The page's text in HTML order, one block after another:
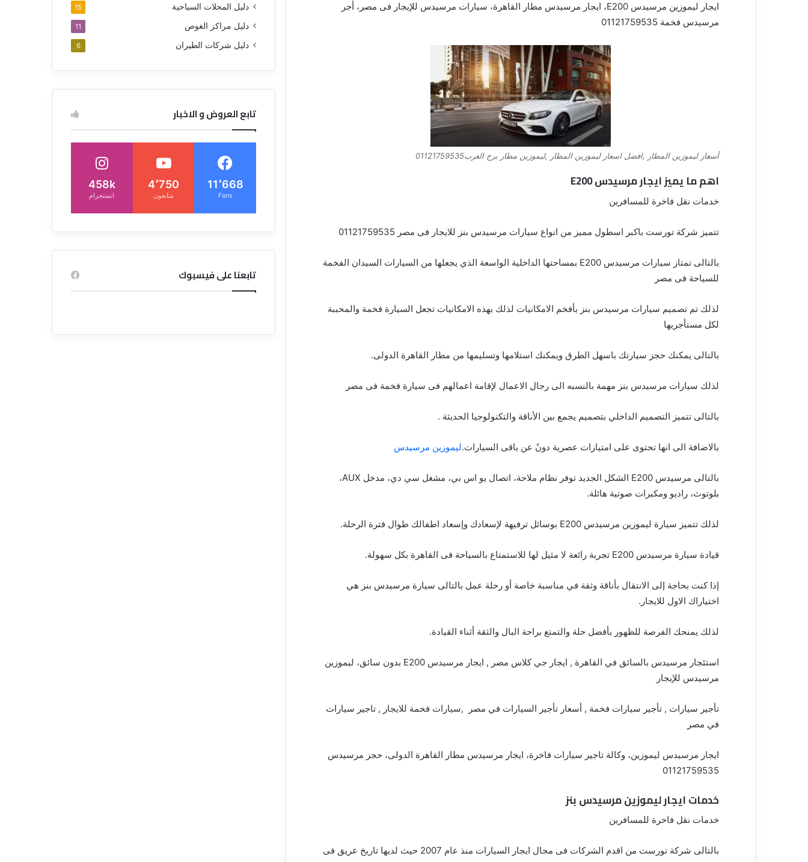
ايجار ليموزين مرسيدس E200، ايجار مرسيدس مطار القاهرة، سيارات مرسيدس للإيجار فى مصر، أجر
مرسيدس فخمة 01121759535
أسعار ليموزين المطار ,افضل اسعار ليموزين المطار ,ليموزين مطار برج العرب01121759535
اهم ما يميز ايجار مرسيدس E200
خدمات نقل فاخرة للمسافرين
تتميز شركة تورست باكبر اسطول مميز من انواع سيارات مرسيدس بنز للايجار فى مصر 01121759535
بالتالى تمتاز سيارات مرسيدس E200 بمساحتها الداخلية الواسعة الذي يجعلها من السيارات السيدان الفخمة
للسياحة فى مصر
لذلك تم تصميم سيارات مرسيدس بنز بأفخم الامكانيات لذلك بهذه الامكانيات تجعل السيارة فخمة والمحببة
لكل مستأجريها
بالتالى يمكنك حجز سيارتك باسهل الطرق ويمكنك استلامها وتسليمها من مطار القاهرة الدولى.
لذلك سيارات مرسيدس بنز مهمة بالنسبه الى رجال الاعمال لإقامة اعمالهم فى سيارة فخمة فى مصر
بالتالى تتميز التصميم الداخلي بتصميم يجمع بين الأناقة والتكنولوجيا الحديثة .
بالاضافة الى انها تحتوى على امتيازات عصرية دونً عن باقى السيارات.ليموزين مرسيدس
بالتالى مرسيدس E200 الشكل الجديد توفر نظام ملاحة، اتصال يو اس بي، مشغل سي دي، مدخل AUX،
بلوتوث، راديو ومكبرات صوتية هائلة.
لذلك تتميز سيارة ليموزين مرسيدس E200 بوسائل ترفيهة لإسعادك وإسعاد اطفالك طوال فترة الرحلة.
قيادة سيارة مرسيدس E200 تجربة رائعة لا مثيل لها للاستمتاع بالسياحة فى القاهرة بكل سهولة.
إذا كنت بحاجة إلى الانتقال بأناقة وثقة في مناسبة خاصة أو رحلة عمل بالتالى سيارة مرسيدس بنز هي
اختياراك الاول للايجار.
لذلك يمنحك الفرصة للظهور بأفضل حلة والتمتع براحة البال والثقة أثناء القيادة.
استئجار مرسيدس بالسائق في القاهرة , ايجار جي كلاس مصر , ايجار مرسيدس E200 بدون سائق، ليموزين
مرسيدس للإيجار
تأجير سيارات , تأجير سيارات فخمة , أسعار تأجير السيارات في مصر ,سيارات فخمة للايجار , تاجير سيارات
في مصر
ايجار مرسيدس ليموزين، وكالة تاجير سيارات فاخرة، ايجار مرسيدس مطار القاهرة الدولى، حجز مرسيدس
01121759535
خدمات ايجار ليموزين مرسيدس بنز
خدمات نقل فاخرة للمسافرين
بالتالى شركة تورست من اقدم الشركات فى مجال ايجار السيارات منذ عام 2007 حيث لديها تاريخ عريق فى
دليل المحلات السياحية 15
دليل مراكز الغوص 11
دليل شركات الطيران 6
تابع العروض و الاخبار
11٬668
Fans
4٬750
متابعون
458k
انستجرام
تابعنا على فيسبوك